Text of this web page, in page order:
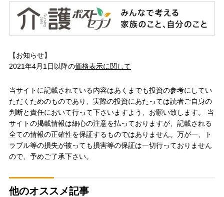
【お知らせ】
2021年4月1日以降の価格表示に関して
当サイトに記載されている内容はあくまでも投資の参考にしてい
ただくためのものであり、実際の投資にあたっては読者ご自身の
判断と責任において行って下さいますよう、お願い致します。 当
サイトの掲載情報は細心の注意を払っておりますが、記載される
全ての情報の正確性を保証するものではありません。万が一、ト
ラブル等の損失が被っても損害等の保証は一切行っておりません
ので、予めご了承下さい。
他のオススメ記事